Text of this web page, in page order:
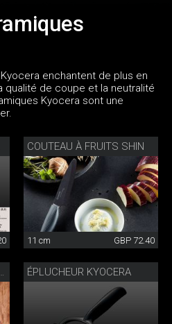
enchantent de plus en
qualité de coupe et la neutralité
Kyocera sont une
COUTEAU À FRUITS SHIN
11 cm GBP 72.40
ÉPLUCHEUR KYOCERA